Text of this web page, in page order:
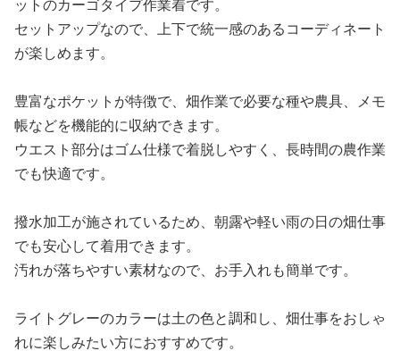
ットのカーゴタイプ作業着です。
セットアップなので、上下で統一感のあるコーディネート
が楽しめます。
豊富なポケットが特徴で、畑作業で必要な種や農具、メモ
帳などを機能的に収納できます。
ウエスト部分はゴム仕様で着脱しやすく、長時間の農作業
でも快適です。
撥水加工が施されているため、朝露や軽い雨の日の畑仕事
でも安心して着用できます。
汚れが落ちやすい素材なので、お手入れも簡単です。
ライトグレーのカラーは土の色と調和し、畑仕事をおしゃ
れに楽しみたい方におすすめです。